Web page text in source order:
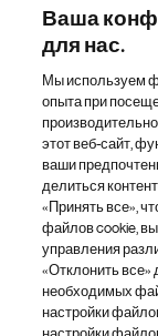
Другие сайты
Footer Site Search
Footer
Bottom
Политика
Ваша
для нас.
Мы используем
опыта при
этот веб-сайт,
ваши
делиться
«Принять все»,
файлов cookie,
управления
«Отклонить все»
необходимых
настройки